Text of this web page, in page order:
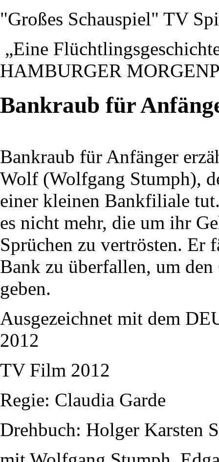
"Großes Schauspiel" TV
„Eine
HAMBURGER
Bankraub für
Bankraub für Anfänger
Wolf (Wolfgang Stumph),
einer kleinen Bankfiliale
es nicht mehr, die um ihr
Sprüchen zu vertrösten. Er
Bank zu überfallen, um
geben.
Ausgezeichnet mit dem
2012
TV Film 2012
Regie: Claudia Garde
Drehbuch: Holger Karsten